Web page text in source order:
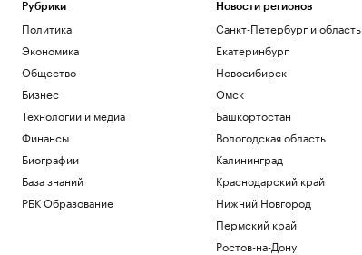
Бизнес
WSJ рассказала о находках, меняющих
представление об истории Китая
Иран атаковал ракетами танкер
эмиратской госнефтекомпании
Политика
Рубрики
Политика
Экономика
Общество
Бизнес
Технологии и медиа
Финансы
Биографии
База знаний
РБК Образование
Новости регионов
Санкт-Петербург и область
Екатеринбург
Новосибирск
Омск
Башкортостан
Вологодская область
Калининград
Краснодарский край
Нижний Новгород
Пермский край
Ростов-на-Дону